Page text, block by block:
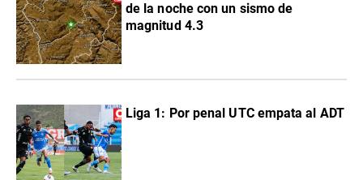
de la noche con un sismo de
magnitud 4.3
Liga 1: Por penal UTC empata al ADT